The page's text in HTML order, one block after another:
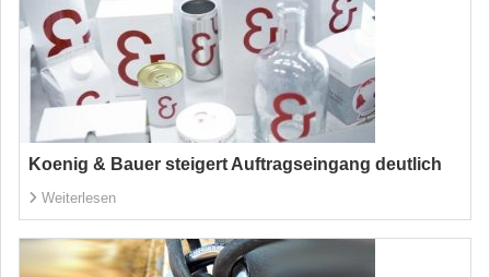
Koenig & Bauer steigert Auftragseingang deutlich
Weiterlesen